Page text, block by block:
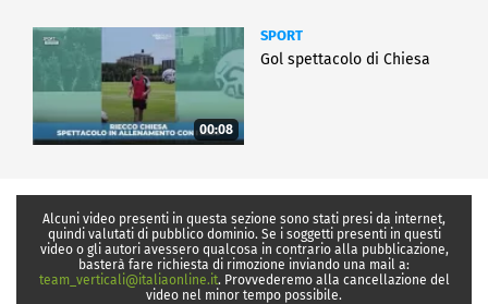
00:08
SPORT
Gol spettacolo di Chiesa
Alcuni video presenti in questa sezione sono stati presi da internet,
quindi valutati di pubblico dominio. Se i soggetti presenti in questi
video o gli autori avessero qualcosa in contrario alla pubblicazione,
basterà fare richiesta di rimozione inviando una mail a:
team_verticali@italiaonline.it. Provvederemo alla cancellazione del
video nel minor tempo possibile.